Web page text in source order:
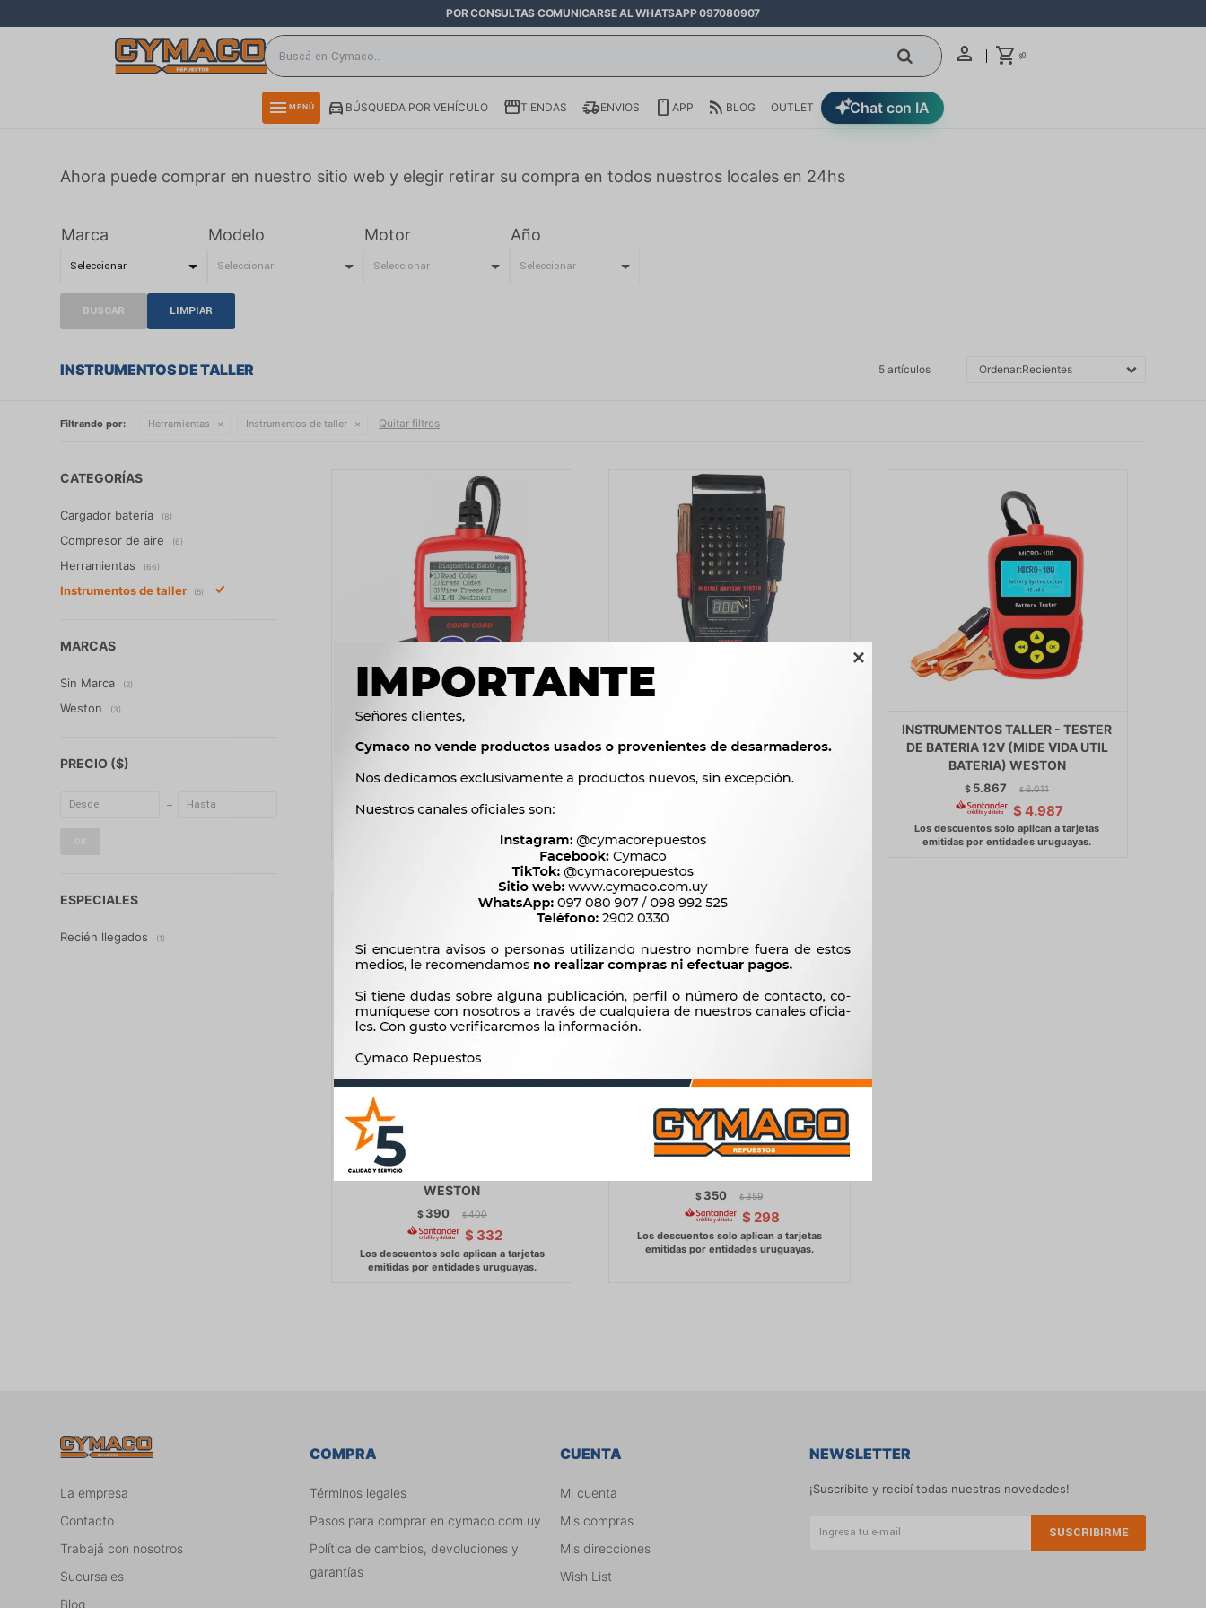

POR CONSULTAS COMUNICARSE AL WHATSAPP 097080907
$0
menu MENÚ Chat con IA
BÚSQUEDA POR VEHÍCULO TIENDAS ENVIOS APP BLOG OUTLET
Ahora puede comprar en nuestro sitio web y elegir retirar su compra en todos nuestros locales en 24hs
Marca Modelo Motor Año
BUSCAR LIMPIAR
INSTRUMENTOS DE TALLER 5 artículos Recientes
Filtrando por: Herramientas Instrumentos de taller Quitar filtros
DETECTOR FALLA AUTOMOVILES
$ 1.088
PINCHARRATA PRUEBA BATERIA
2.240
INSTRUMENTOS TALLER - TESTER
DE BATERIA 12V (MIDE VIDA UTIL
BATERIA) WESTON
$ 5.867 $ 6.011
$ 4.987
INSTRUMENTOS TALLER - ESCANER
MULTIMARCA BLUETOOTH OBD2
WESTON
$ 390 $ 400
$ 332
INSTRUMENTOS TALLER -
$ 350 $ 359
$ 298
CATEGORÍAS
Cargador batería (8)
Compresor de aire (6)
Herramientas (66)
Instrumentos de taller (5)
MARCAS
Sin Marca (2)
Weston (3)
PRECIO ($)
ESPECIALES
Recién llegados (1)
La empresa
Contacto
Trabajá con nosotros
Sucursales
Blog
COMPRA
Términos legales
Pasos para comprar en cymaco.com.uy
Política de cambios, devoluciones y
garantías
CUENTA
Mi cuenta
Mis compras
Mis direcciones
Wish List
NEWSLETTER
¡Suscribite y recibí todas nuestras novedades!
SUSCRIBIRME
close
directions_car
smartphone